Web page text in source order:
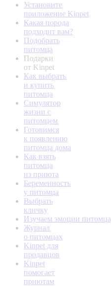
Установите
приложение Kinpet
Какая порода
подходит вам?
Подобрать
питомца
Подарки
от Kinpet
Как выбрать
и купить
питомца
Симулятор
жизни с
питомцем
Готовимся
к появлению
питомца дома
Как взять
питомца
из приюта
Беременность
у питомца
Выбрать
кличку
Изучаем эмоции питомца
Журнал
о питомцах
Kinpet для
продавцов
Kinpet
помогает
приютам